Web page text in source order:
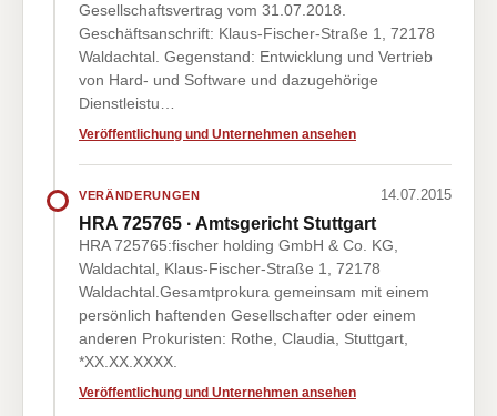
Gesellschaftsvertrag vom 31.07.2018.
Geschäftsanschrift: Klaus-Fischer-Straße 1, 72178
Waldachtal. Gegenstand: Entwicklung und Vertrieb
von Hard- und Software und dazugehörige
Dienstleistu…
Veröffentlichung und Unternehmen ansehen
VERÄNDERUNGEN 14.07.2015
HRA 725765 · Amtsgericht Stuttgart
HRA 725765:fischer holding GmbH & Co. KG,
Waldachtal, Klaus-Fischer-Straße 1, 72178
Waldachtal.Gesamtprokura gemeinsam mit einem
persönlich haftenden Gesellschafter oder einem
anderen Prokuristen: Rothe, Claudia, Stuttgart,
*XX.XX.XXXX.
Veröffentlichung und Unternehmen ansehen